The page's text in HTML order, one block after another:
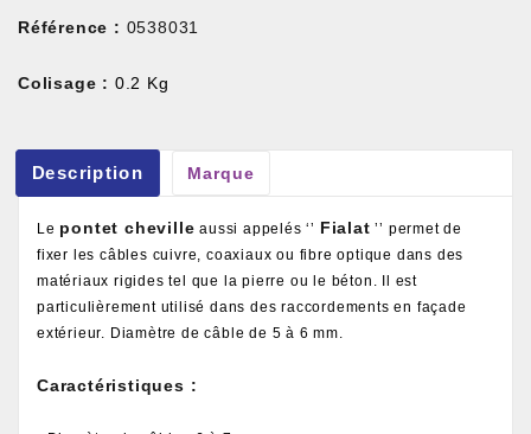
Référence : 0538031
Colisage : 0.2 Kg
Description Marque
Le pontet cheville aussi appelés ‘’ Fialat ’’ permet de
fixer les câbles cuivre, coaxiaux ou fibre optique dans des
matériaux rigides tel que la pierre ou le béton. Il est
particulièrement utilisé dans des raccordements en façade
extérieur. Diamètre de câble de 5 à 6 mm.
Caractéristiques :